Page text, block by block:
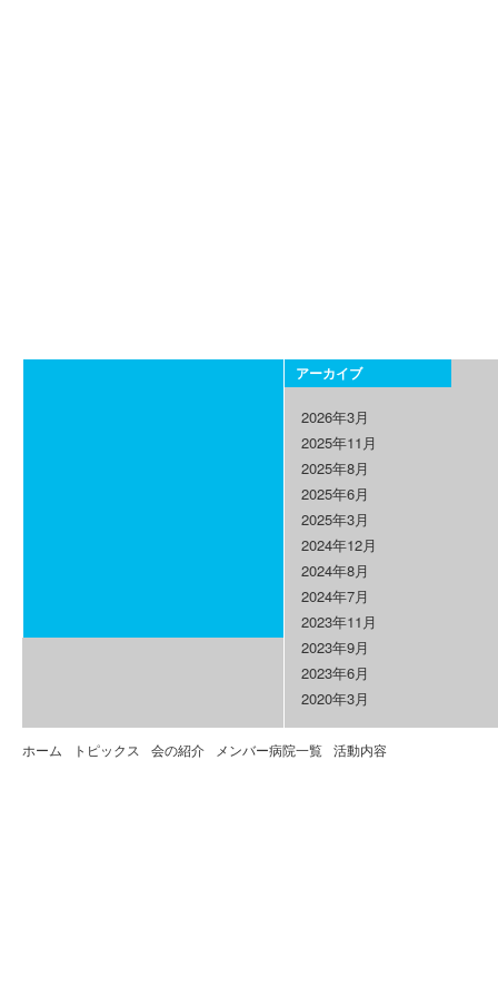
アーカイブ
2026年3月
2025年11月
2025年8月
2025年6月
2025年3月
2024年12月
2024年8月
2024年7月
2023年11月
2023年9月
2023年6月
2020年3月
ホーム トピックス 会の紹介 メンバー病院一覧 活動内容